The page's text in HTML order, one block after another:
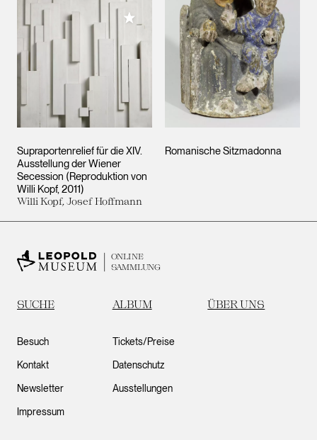
Supraportenrelief für die XIV.
Ausstellung der Wiener
Secession (Reproduktion von
Willi Kopf, 2011)
Willi Kopf, Josef Hoffmann
Meiner Sammlung hinzufügen
Romanische Sitzmadonna
ONLINE
SAMMLUNG
SUCHE ALBUM ÜBER UNS
Besuch
Kontakt
Newsletter
Impressum
Tickets/Preise
Datenschutz
Ausstellungen